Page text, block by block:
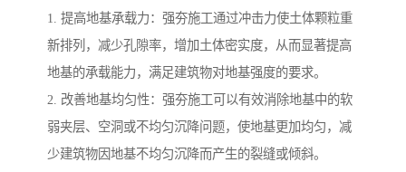
1. 提高地基承载力：强夯施工通过冲击力使土体颗粒重
新排列，减少孔隙率，增加土体密实度，从而显著提高
地基的承载能力，满足建筑物对地基强度的要求。
2. 改善地基均匀性：强夯施工可以有效消除地基中的软
弱夹层、空洞或不均匀沉降问题，使地基更加均匀，减
少建筑物因地基不均匀沉降而产生的裂缝或倾斜。